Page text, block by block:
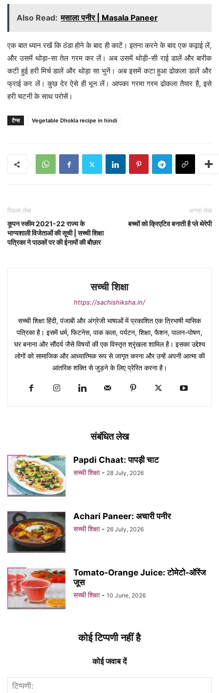
Also Read: मसाला पनीर | Masala Paneer
एक बात ध्यान रखें कि ठंडा होने के बाद ही काटें। इतना करने के बाद एक कढ़ाई लें,
और उसमें थोड़ा-सा तेल गरम कर लें। अब उसमें थोड़ी-सी राई डालें और बारीक
कटी हुई हरी मिर्च डालें और थोड़ा सा भुनें। अब इसमें कटा हुआ ढोकला डालें और
फ्राई कर लें। कुछ देर ऐसे ही भून लें। आपका गरमा गरम ढोकला तैयार है, इसे
हरी चटनी के साथ परोसें।
टैग्स Vegetable Dhokla recipe in hindi
पिछला लेख
कूपन स्कीम 2021-22 राज्य के
भाग्यशाली विजेताओं की सूची | सच्ची शिक्षा
पत्रिका ने पाठकों पर की ईनामों की बौछार
अगला लेख
बच्चों को क्रिएटिव बनाती है प्ले थेरेपी
सच्ची शिक्षा
https://sachishiksha.in/
सच्ची शिक्षा हिंदी, पंजाबी और अंग्रेजी भाषाओं में प्रकाशित एक त्रिभाषी मासिक
पत्रिका है। इसमें धर्म, फिटनेस, पाक कला, पर्यटन, शिक्षा, फैशन, पालन-पोषण,
घर बनाना और सौंदर्य जैसे विषयों की एक विस्तृत श्रृंखला शामिल है। इसका उद्देश्य
लोगों को सामाजिक और आध्यात्मिक रूप से जागृत करना और उन्हें अपनी आत्मा की
आंतरिक शक्ति से जुड़ने के लिए प्रेरित करना है।
संबंधित लेख
Papdi Chaat: पापड़ी चाट
सच्ची शिक्षा - 28 July, 2026
Achari Paneer: अचारी पनीर
सच्ची शिक्षा - 26 July, 2026
Tomato-Orange Juice: टोमेटो-ऑरेंज
जूस
सच्ची शिक्षा - 10 June, 2026
कोई टिप्पणी नहीं है
कोई जवाब दें